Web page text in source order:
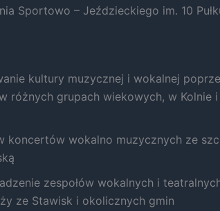
Sportowo – Jeździeckiego im. 10
kultury muzycznej i wokalnej
różnych grupach wiekowych, w Kolnie i
koncertów wokalno muzycznych ze
zespołów wokalnych i
ze Stawisk i okolicznych gmin
i